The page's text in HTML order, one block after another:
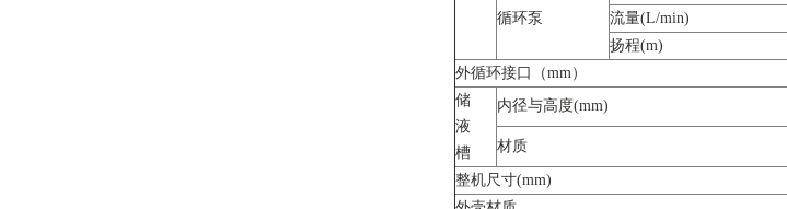
循环泵
流量(L/min)
扬程(m)
外循环接口（mm）
储
液
槽
内径与高度(mm)
材质
整机尺寸(mm)